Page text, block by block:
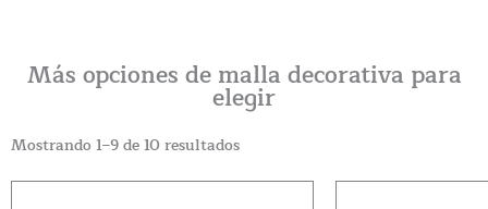
Más opciones de malla decorativa para
elegir
Mostrando 1–9 de 10 resultados